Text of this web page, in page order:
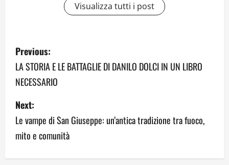
Visualizza tutti i post
P
o
s
t
n
a
Previous:
LA STORIA E LE BATTAGLIE DI DANILO DOLCI IN UN LIBRO
NECESSARIO
Next:
Le vampe di San Giuseppe: un’antica tradizione tra fuoco,
mito e comunità